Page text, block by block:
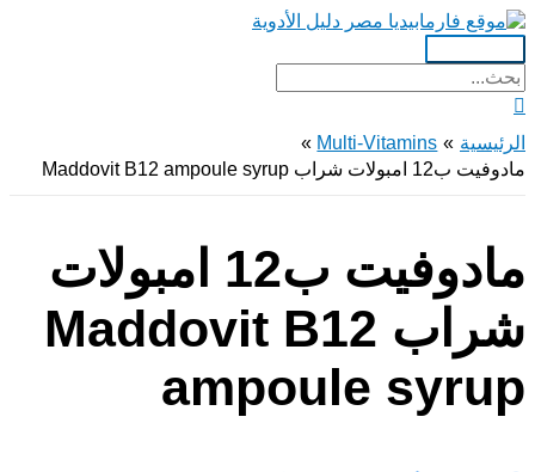
تخطي
إلى
المحتوىالقائمة
الرئيسية البحث
عن:
الرئيسية
Multi-Vitamins
مادوفيت ب12 امبولات شراب Maddovit B12 ampoule syrup
مادوفيت ب12 امبولات
شراب Maddovit B12
ampoule syrup